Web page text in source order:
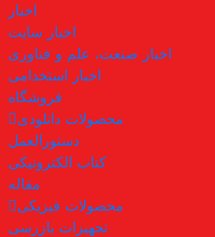
اخبار
اخبار سایت
اخبار صنعت، علم و فناوری
اخبار استخدامی
فروشگاه
محصولات دانلودی
دستورالعمل
کتاب الکترونیکی
مقاله
محصولات فیزیکی
تجهیزات بازرسی